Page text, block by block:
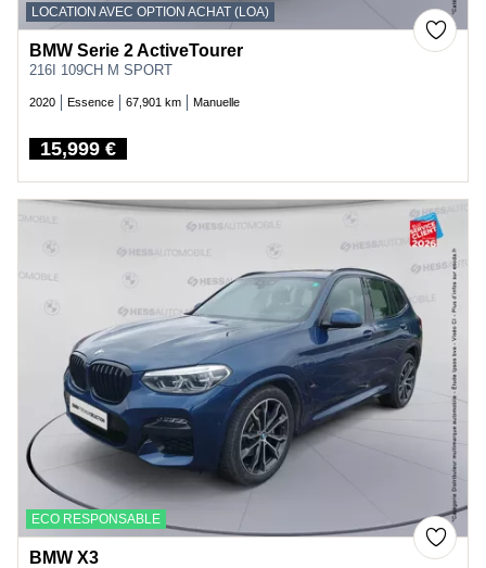
LOCATION AVEC OPTION ACHAT (LOA)
BMW Serie 2 ActiveTourer
216I 109CH M SPORT
2020 Essence 67,901 km Manuelle
Price
15,999 €
ECO RESPONSABLE
BMW X3